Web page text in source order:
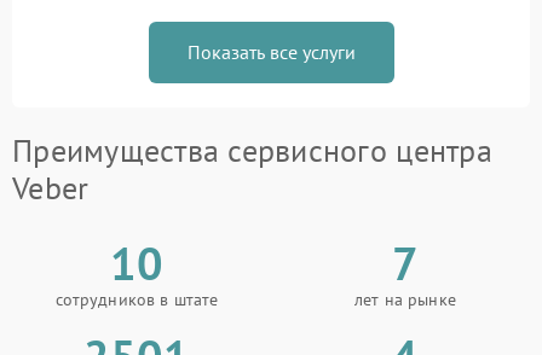
Показать все услуги
Преимущества сервисного центра
Veber
10
сотрудников в штате
7
лет на рынке